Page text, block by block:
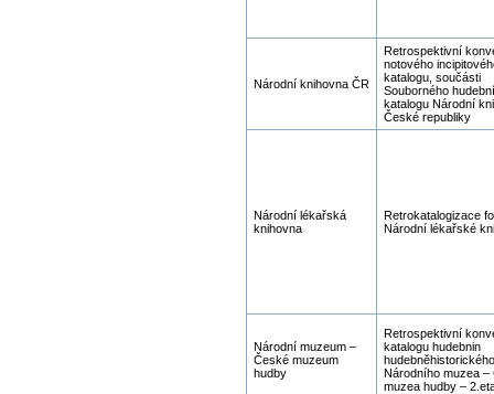
Národní knihovna ČR
Retrospektivní
notového
katalogu, součásti
Souborného
katalogu Národní
České republiky
Národní lékařská
knihovna
Retrokatalogizace
Národní lékařské
Národní muzeum –
České muzeum
hudby
Retrospektivní
katalogu hudebnin
Národního muzea –
muzea hudby –